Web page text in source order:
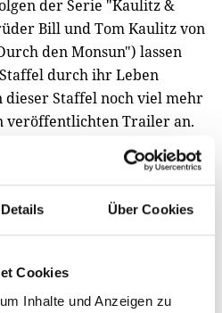
Details Über Cookies
Cookies
Inhalte und Anzeigen zu
der Serie "Kaulitz &
Bill und Tom Kaulitz von
den Monsun") lassen
durch ihr Leben
Staffel noch viel mehr
veröffentlichten Trailer an.
es etwa um Ernährung,
im Pool und eine Reise
Dort wuchsen die beiden
Band, später zogen sie in
Topmodel").